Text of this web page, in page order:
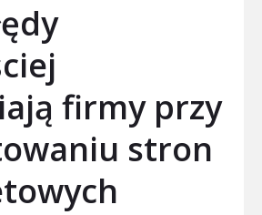
firmy przy
stron